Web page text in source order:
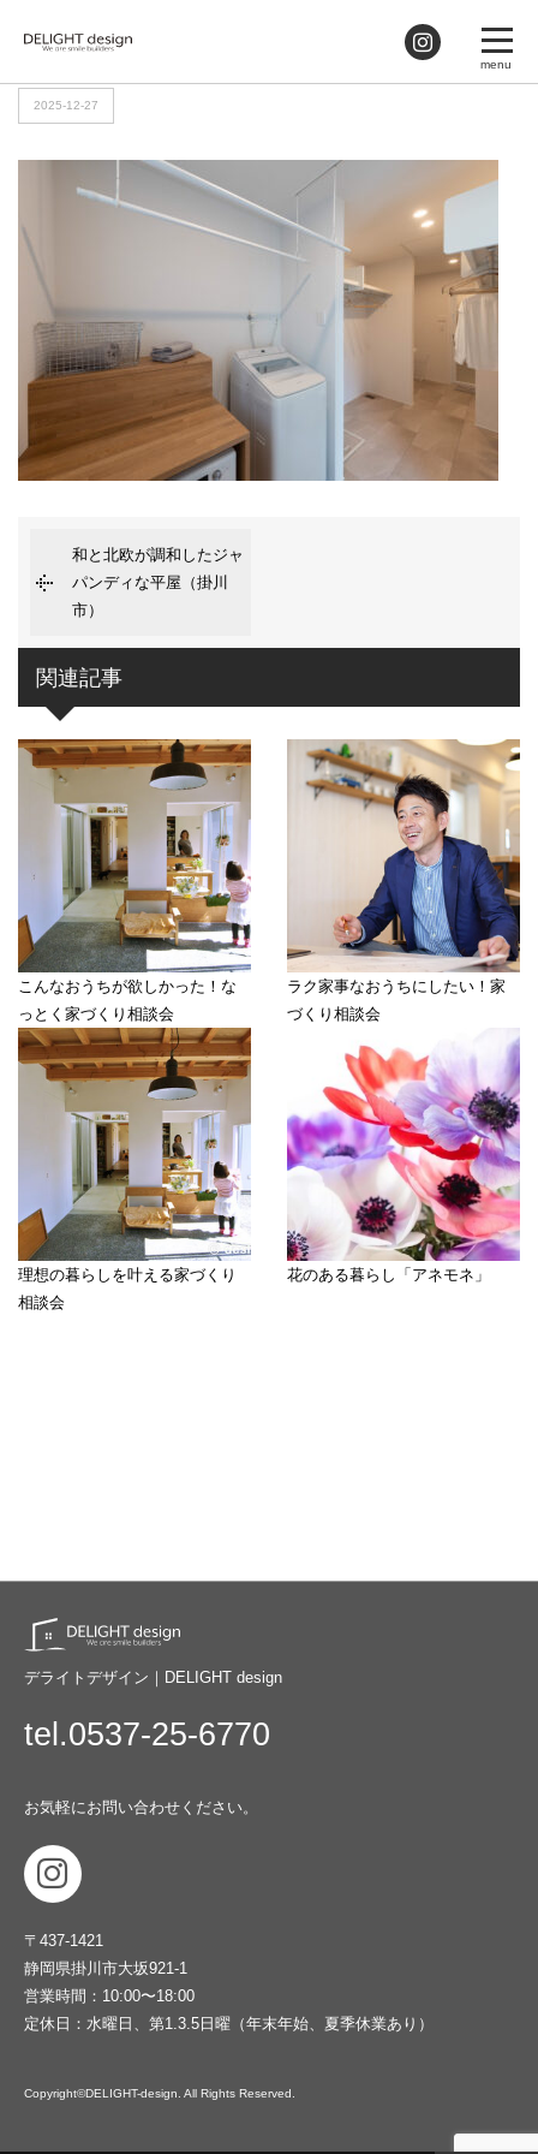
2025-12-27
和と北欧が調和したジャ
パンディな平屋（掛川
市）
関連記事
こんなおうちが欲しかった！な
っとく家づくり相談会
ラク家事なおうちにしたい！家
づくり相談会
理想の暮らしを叶える家づくり
相談会
花のある暮らし「アネモネ」
デライトデザイン｜DELIGHT design
tel.0537-25-6770
お気軽にお問い合わせください。
〒437-1421
静岡県掛川市大坂921-1
営業時間：10:00〜18:00
定休日：水曜日、第1.3.5日曜（年末年始、夏季休業あり）
Copyright©DELIGHT-design. All Rights Reserved.